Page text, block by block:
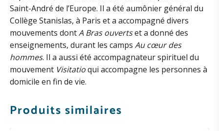
Saint-André de l’Europe. Il a été aumônier général du
Collège Stanislas, à Paris et a accompagné divers
mouvements dontA Bras ouvertset a donné des
enseignements, durant les camps Au cœur des
hommes. Il a aussi été accompagnateur spirituel du
mouvement Visitatioqui accompagne les personnes à
domicile en fin de vie.
Produits similaires